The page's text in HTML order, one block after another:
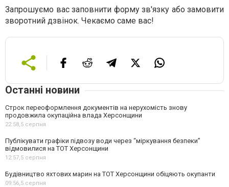
Запрошуємо вас заповнити форму зв'язку або замовити
зворотний дзвінок. Чекаємо саме вас!
Останні новини
Строк переоформлення документів на нерухомість знову
продовжила окупаційна влада Херсонщини
22:58,5 серпня
Публікувати графіки підвозу води через “міркування безпеки”
відмовилися на ТОТ Херсонщини
12:57,5 серпня
Будівництво яхтових марин на ТОТ Херсонщини обіцяють окупанти
09:56,5 серпня